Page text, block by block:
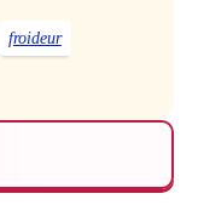
froideur